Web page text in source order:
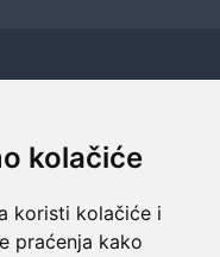
kolačiće
koristi kolačiće i
praćenja kako